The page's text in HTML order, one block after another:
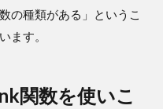
の種類がある」というこ
ます。
関数を使いこ